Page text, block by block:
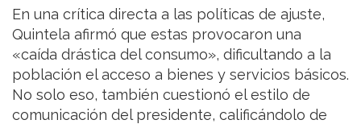
En una crítica directa a las políticas de ajuste,
Quintela afirmó que estas provocaron una
«caída drástica del consumo», dificultando a la
población el acceso a bienes y servicios básicos.
No solo eso, también cuestionó el estilo de
comunicación del presidente, calificándolo de